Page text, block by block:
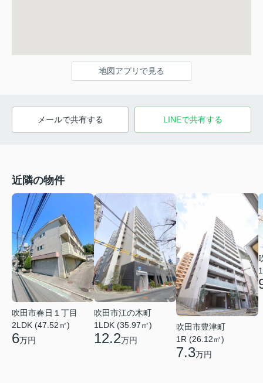
地図アプリで見る
メールで共有する LINEで共有する
近隣の物件
吹田市春日１丁目
2LDK (47.52㎡)
6万円
吹田市江の木町
1LDK (35.97㎡)
12.2万円
吹田市豊津町
1R (26.12㎡)
7.3万円